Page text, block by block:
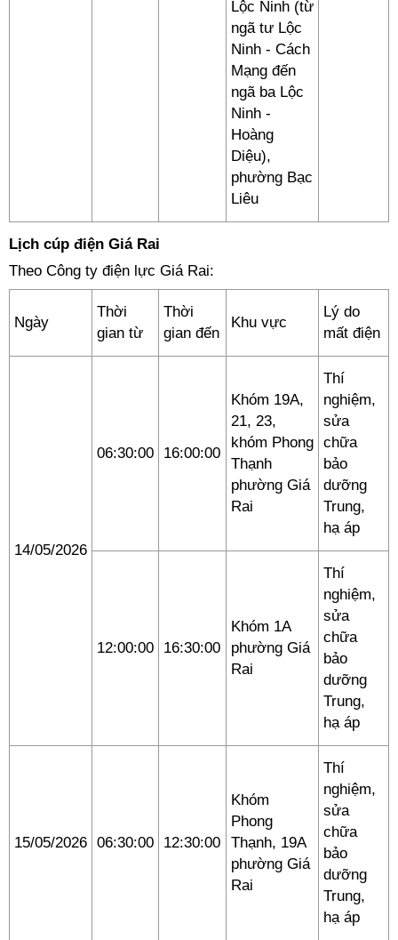
Lộc Ninh (từ
ngã tư Lộc
Ninh - Cách
Mạng đến
ngã ba Lộc
Ninh -
Hoàng
Diệu),
phường Bạc
Liêu
Lịch cúp điện Giá Rai
Theo Công ty điện lực Giá Rai:
Ngày
Thời
gian từ
Thời
gian đến
Khu vực
Lý do
mất điện
14/05/2026
06:30:00 16:00:00
Khóm 19A,
21, 23,
khóm Phong
Thạnh
phường Giá
Rai
Thí
nghiệm,
sửa
chữa
bảo
dưỡng
Trung,
hạ áp
12:00:00 16:30:00
Khóm 1A
phường Giá
Rai
Thí
nghiệm,
sửa
chữa
bảo
dưỡng
Trung,
hạ áp
15/05/2026 06:30:00 12:30:00
Khóm
Phong
Thạnh, 19A
phường Giá
Rai
Thí
nghiệm,
sửa
chữa
bảo
dưỡng
Trung,
hạ áp